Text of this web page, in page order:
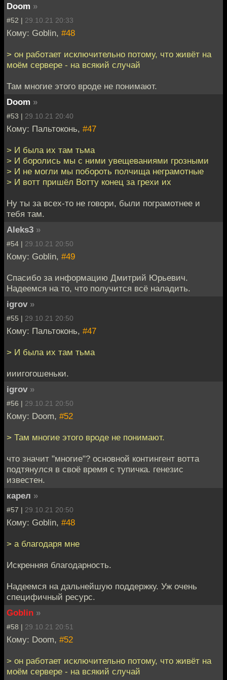
Doom »
#52 | 29.10.21 20:33
Кому: Goblin, #48
> он работает исключительно потому, что живёт на
моём сервере - на всякий случай
Там многие этого вроде не понимают.
Doom »
#53 | 29.10.21 20:40
Кому: Пальтоконь, #47
> И была их там тьма
> И боролись мы с ними увещеваниями грозными
> И не могли мы побороть полчища неграмотные
> И вотт пришёл Вотту конец за грехи их
Ну ты за всех-то не говори, были пограмотнее и
тебя там.
Aleks3 »
#54 | 29.10.21 20:50
Кому: Goblin, #49
Спасибо за информацию Дмитрий Юрьевич.
Надеемся на то, что получится всё наладить.
igrov »
#55 | 29.10.21 20:50
Кому: Пальтоконь, #47
> И была их там тьма
ииигогошеньки.
igrov »
#56 | 29.10.21 20:50
Кому: Doom, #52
> Там многие этого вроде не понимают.
что значит "многие"? основной контингент вотта
подтянулся в своё время с тупичка. генезис
известен.
карел »
#57 | 29.10.21 20:50
Кому: Goblin, #48
> а благодаря мне
Искренняя благодарность.
Надеемся на дальнейшую поддержку. Уж очень
специфичный ресурс.
Goblin »
#58 | 29.10.21 20:51
Кому: Doom, #52
> он работает исключительно потому, что живёт на
моём сервере - на всякий случай